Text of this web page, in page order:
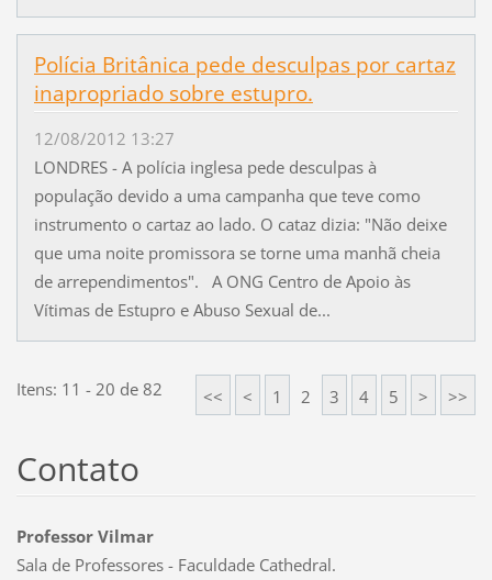
Polícia Britânica pede desculpas por cartaz
inapropriado sobre estupro.
12/08/2012 13:27
LONDRES - A polícia inglesa pede desculpas à
população devido a uma campanha que teve como
instrumento o cartaz ao lado. O cataz dizia: "Não deixe
que uma noite promissora se torne uma manhã cheia
de arrependimentos". A ONG Centro de Apoio às
Vítimas de Estupro e Abuso Sexual de...
Itens: 11 - 20 de 82 << < 1 2 3 4 5 > >>
Contato
Professor Vilmar
Sala de Professores - Faculdade Cathedral.